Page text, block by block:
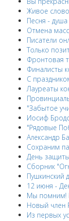
Живое
Песня -
Отмена
Писатели
Только
Фронтовая
Финалисты
С
Лауреаты
"Забытое
Иосиф
"Рядовые
Александр
Сохраним
День
Сборник
Пушкинский
12 июня -
Мы помним!
Новый член
Из первых